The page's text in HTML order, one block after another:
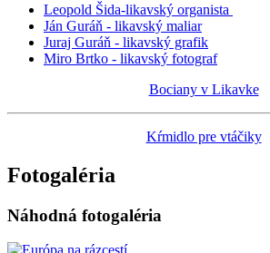
Leopold Šida-likavský organista
Ján Guráň - likavský maliar
Juraj Guráň - likavský grafik
Miro Brtko - likavský fotograf
Bociany v Likavke
Kŕmidlo pre vtáčiky
Fotogaléria
Náhodná fotogaléria